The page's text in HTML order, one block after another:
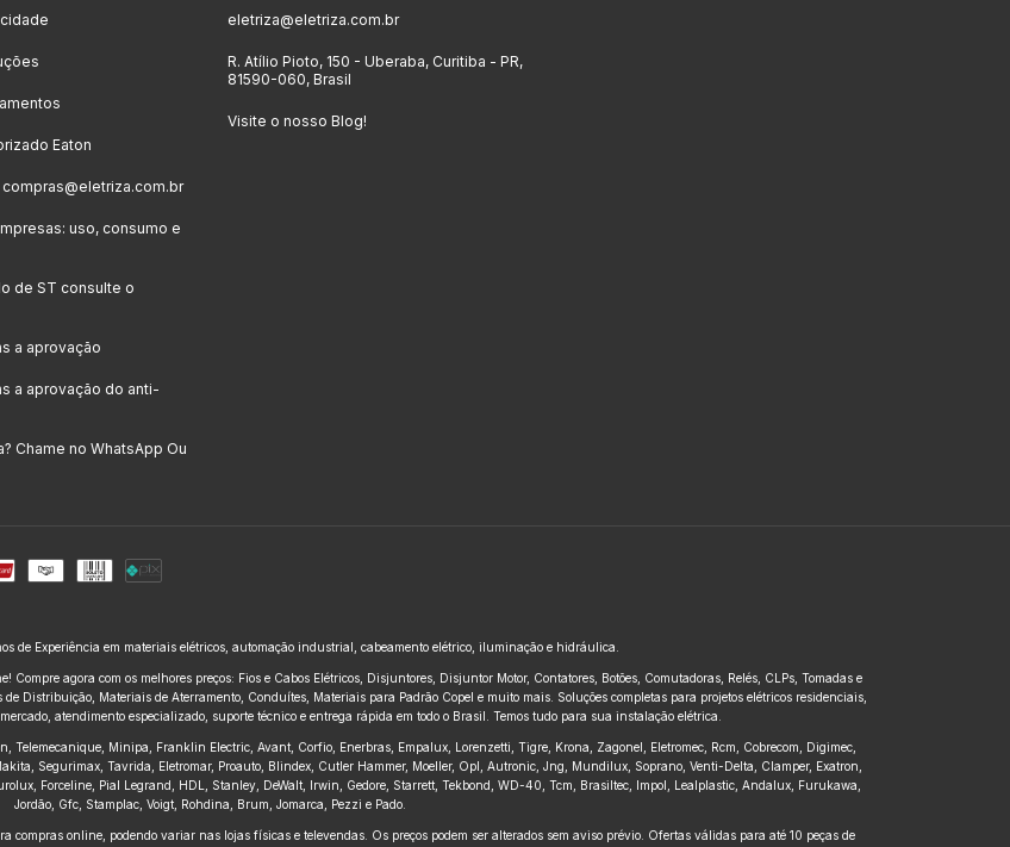
Eaton
compras@eletriza.com.br
uso, consumo e
de ST consulte o
a aprovação
a aprovação do anti-
Chame no WhatsApp Ou
eletriza@eletriza.com.br
R. Atílio Pioto, 150 - Uberaba, Curitiba - PR,
81590-060, Brasil
Visite o nosso Blog!
de Experiência em materiais elétricos, automação industrial, cabeamento elétrico, iluminação e hidráulica.
agora com os melhores preços: Fios e Cabos Elétricos, Disjuntores, Disjuntor Motor, Contatores, Botões, Comutadoras, Relés, CLPs, Tomadas e
Distribuição, Materiais de Aterramento, Conduítes, Materiais para Padrão Copel e muito mais. Soluções completas para projetos elétricos residenciais,
atendimento especializado, suporte técnico e entrega rápida em todo o Brasil. Temos tudo para sua instalação elétrica.
Telemecanique, Minipa, Franklin Electric, Avant, Corfio, Enerbras, Empalux, Lorenzetti, Tigre, Krona, Zagonel, Eletromec, Rcm, Cobrecom, Digimec,
Segurimax, Tavrida, Eletromar, Proauto, Blindex, Cutler Hammer, Moeller, Opl, Autronic, Jng, Mundilux, Soprano, Venti-Delta, Clamper, Exatron,
Forceline, Pial Legrand, HDL, Stanley, DeWalt, Irwin, Gedore, Starrett, Tekbond, WD-40, Tcm, Brasiltec, Impol, Lealplastic, Andalux, Furukawa,
Jordão, Gfc, Stamplac, Voigt, Rohdina, Brum, Jomarca, Pezzi e Pado.
compras online, podendo variar nas lojas físicas e televendas. Os preços podem ser alterados sem aviso prévio. Ofertas válidas para até 10 peças de